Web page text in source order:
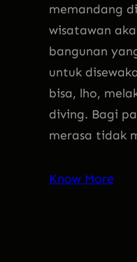
memandang
wisatawan
bangunan
untuk
bisa, lho,
diving. Bagi
merasa tidak
Know More